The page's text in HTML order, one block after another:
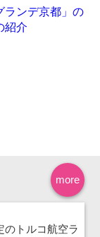
ランデ京都」の
紹介
more
のトルコ航空ラ